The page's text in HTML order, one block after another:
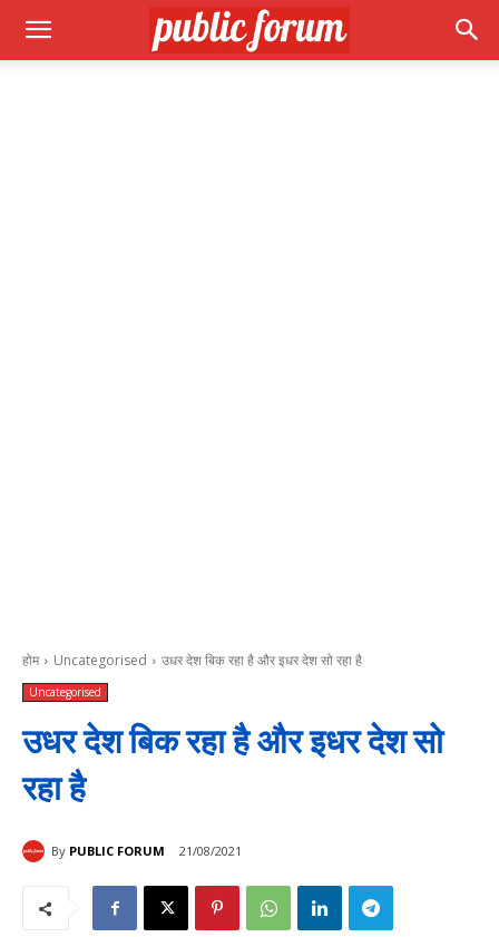
होम Uncategorised उधर देश बिक रहा है और इधर देश सो रहा है
Uncategorised
उधर देश बिक रहा है और इधर देश सो
रहा है
By PUBLIC FORUM 21/08/2021